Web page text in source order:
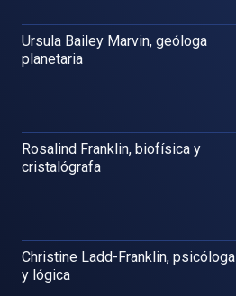
Ursula Bailey Marvin, geóloga
planetaria
Rosalind Franklin, biofísica y
cristalógrafa
Christine Ladd-Franklin, psicóloga
y lógica